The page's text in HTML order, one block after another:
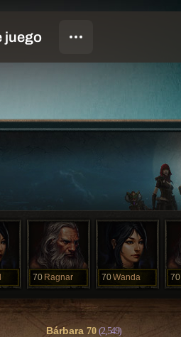
70 Ragnar 70Wanda 70
Bárbara70 (2,549)